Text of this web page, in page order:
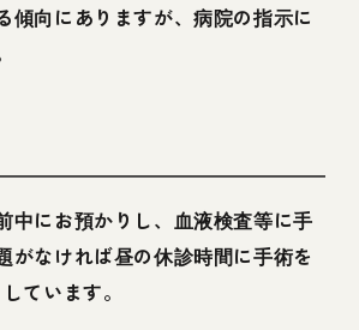
傾向にありますが、病院の指示に
中にお預かりし、血液検査等に手
がなければ昼の休診時間に手術を
ています。